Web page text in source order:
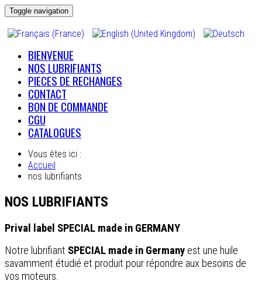
Toggle navigation
BIENVENUE
NOS LUBRIFIANTS
PIECES DE RECHANGES
CONTACT
BON DE COMMANDE
CGU
CATALOGUES
Vous êtes ici :
Accueil
nos lubrifiants
NOS LUBRIFIANTS
Prival label SPECIAL made in GERMANY
Notre lubrifiant SPECIAL made in Germany est une huile
savamment étudié et produit pour répondre aux besoins de
vos moteurs.